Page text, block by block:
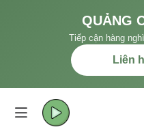
QUẢNG
Tiếp cận hàng
Liên